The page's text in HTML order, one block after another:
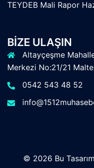
TEYDEB Mali Rapor
BIZE ULAŞIN
Altayçeşme
Merkezi No:21/21
0542 543 48 52
© 2026 Bu